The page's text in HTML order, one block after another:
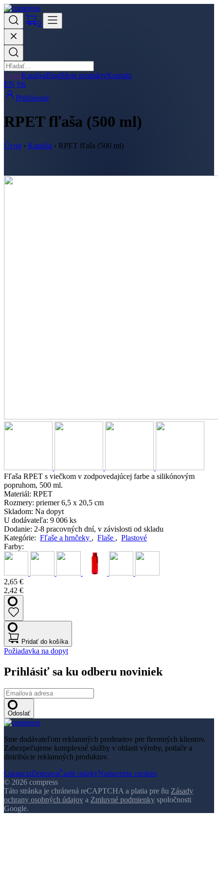
0
ÚvodKatalógBlogMoje produktyKontakt
EN SK
Prihlásenie
RPET fľaša (500 ml)
Úvod › Katalóg › RPET fľaša (500 ml)
Fľaša RPET s viečkom v zodpovedajúcej farbe a silikónovým
popruhom, 500 ml.
Materiál: RPET
Rozmery: priemer 6,5 x 20,5 cm
Skladom: Na dopyt
U dodávateľa: 9 006 ks
Dodanie: 2-8 pracovných dní, v závislosti od skladu
Kategórie: Fľaše a hrnčeky , Flaše , Plastové
Farby:
2,65 €
2,42 €
Pridať do košíka
Požiadavka na dopyt
Prihlásiť sa ku odberu noviniek
Odoslať
Sme dodávateľom reklamných predmetov pre firemných klientov.
Zabezpečujeme komplexné služby v oblasti výroby, potlače a
distribúcie reklamných produktov.
GaranciaDopravaČasté otázkyNastavenia cookies
© 2026 compress
Táto stránka je chránená reCAPTCHA a platia pre ňu Zásady
ochrany osobných údajov a Zmluvné podmienky spoločnosti
Google.